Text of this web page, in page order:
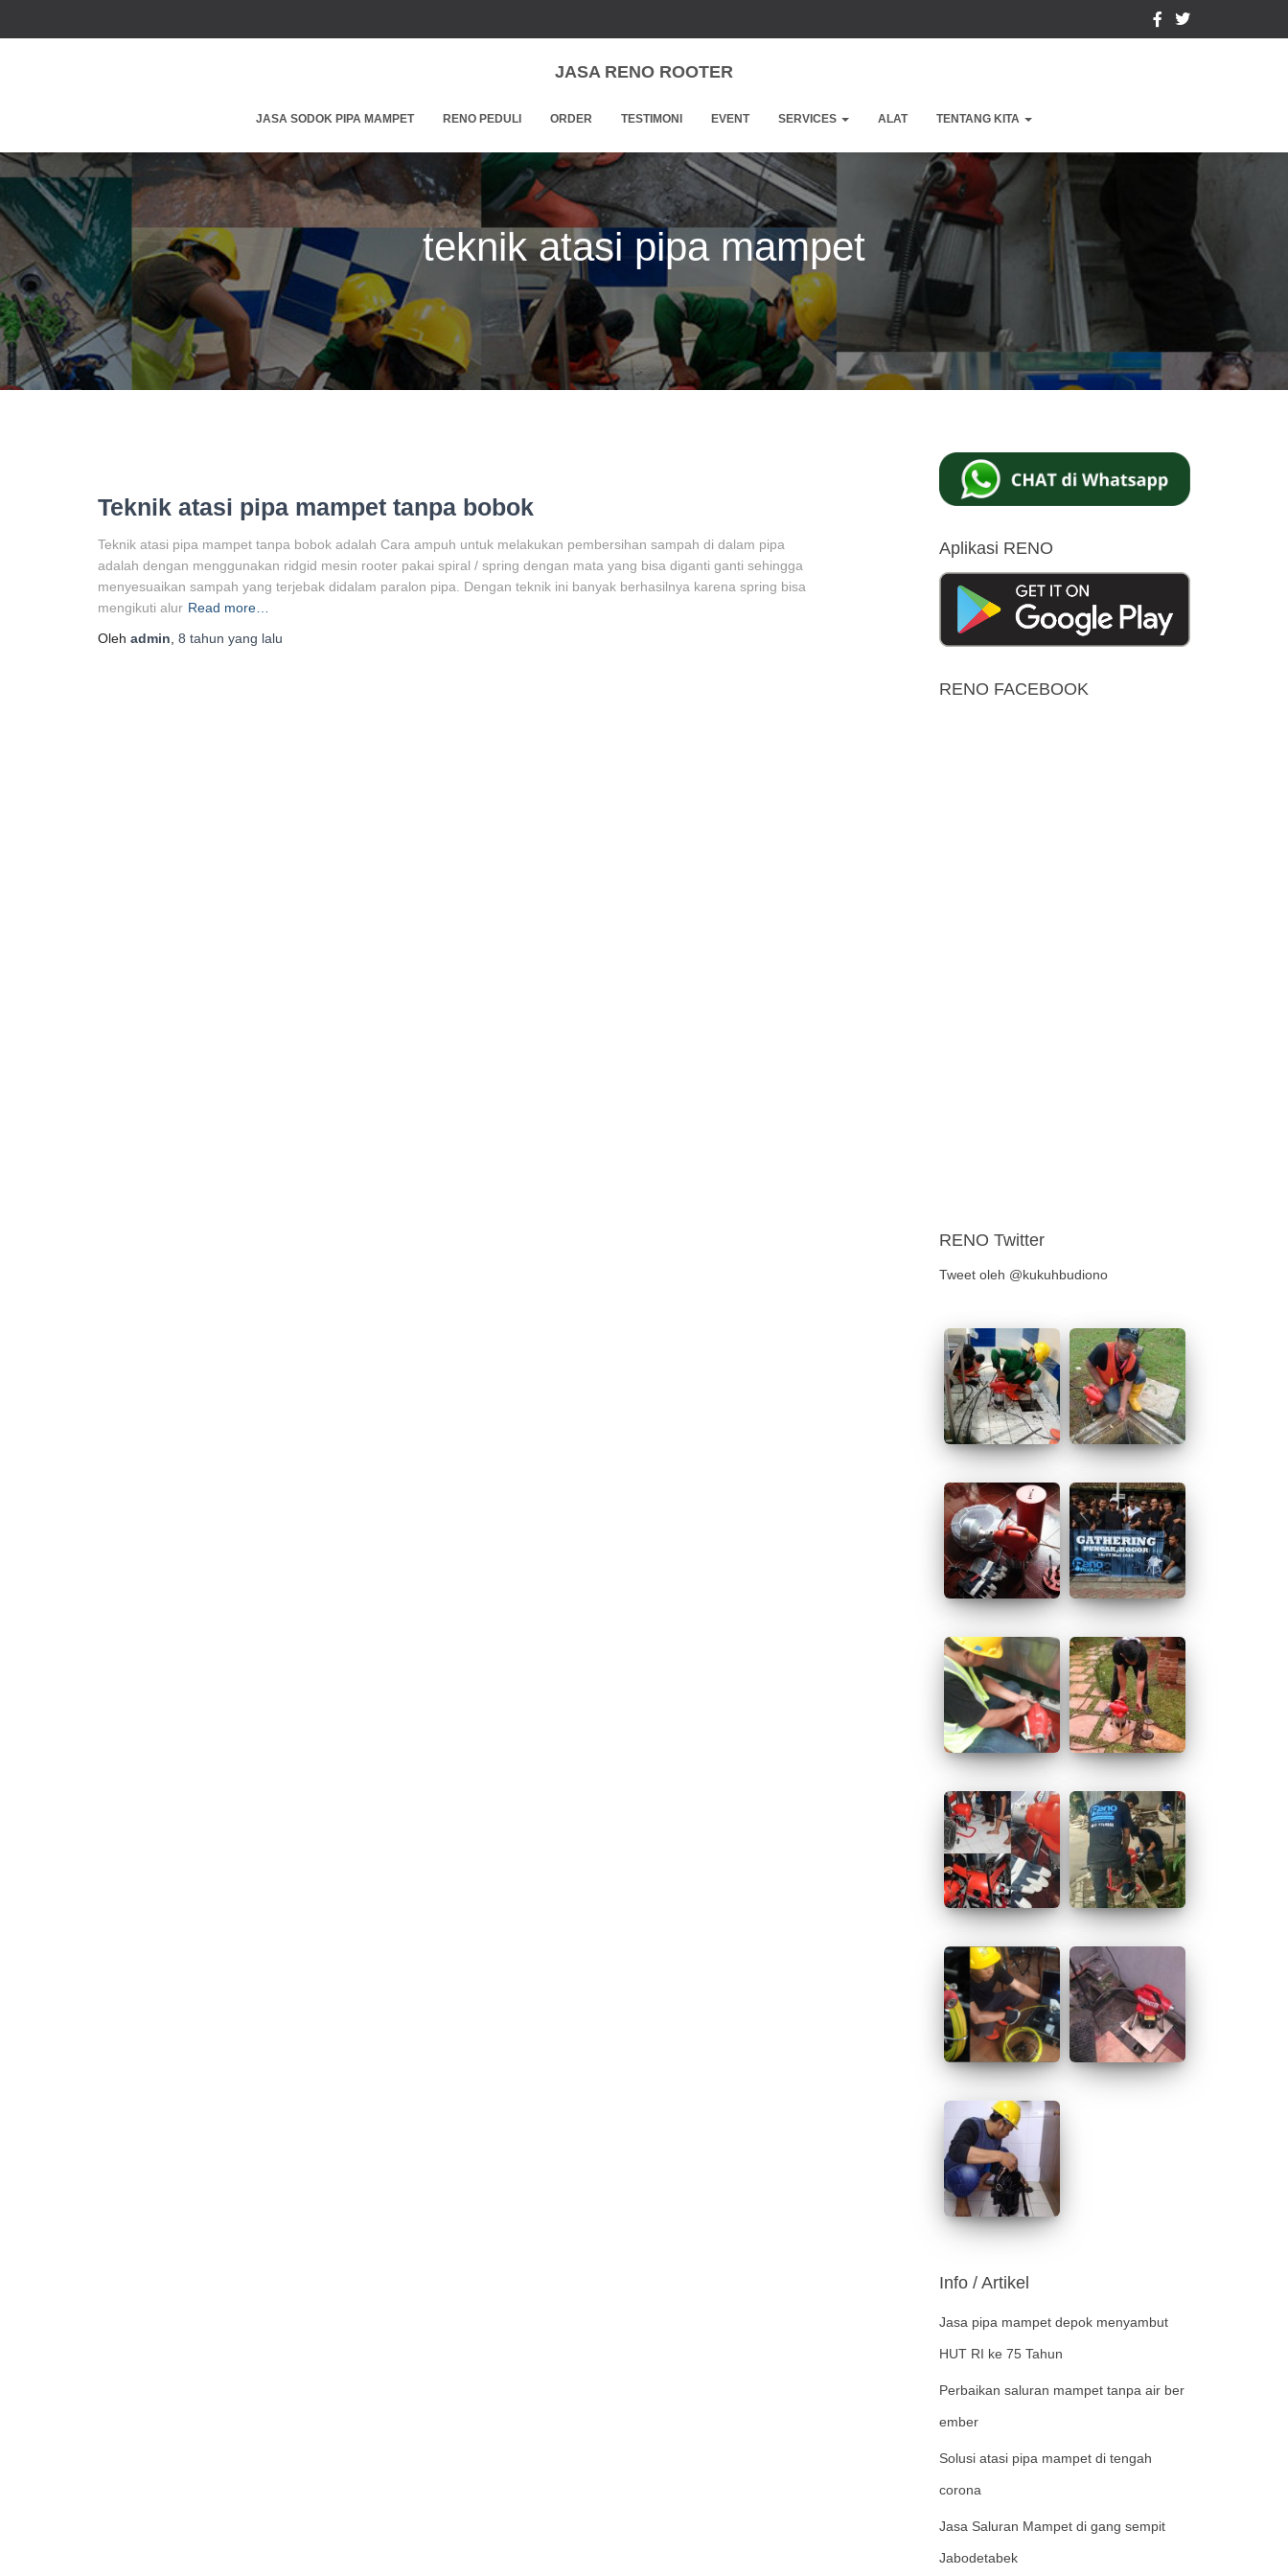
JASA RENO ROOTER
JASA SODOK PIPA MAMPET RENO PEDULI ORDER TESTIMONI EVENT SERVICES ALAT TENTANG KITA
teknik atasi pipa mampet
Teknik atasi pipa mampet tanpa bobok
Teknik atasi pipa mampet tanpa bobok adalah Cara ampuh untuk melakukan pembersihan sampah di dalam pipa
adalah dengan menggunakan ridgid mesin rooter pakai spiral / spring dengan mata yang bisa diganti ganti sehingga
menyesuaikan sampah yang terjebak didalam paralon pipa. Dengan teknik ini banyak berhasilnya karena spring bisa
mengikuti alur Read more…
Oleh admin 8 tahun yang lalu
Aplikasi RENO
RENO FACEBOOK
RENO Twitter
Tweet oleh @kukuhbudiono
Info / Artikel
Jasa pipa mampet depok menyambut
HUT RI ke 75 Tahun
Perbaikan saluran mampet tanpa air ber
ember
Solusi atasi pipa mampet di tengah
corona
Jasa Saluran Mampet di gang sempit
Jabodetabek